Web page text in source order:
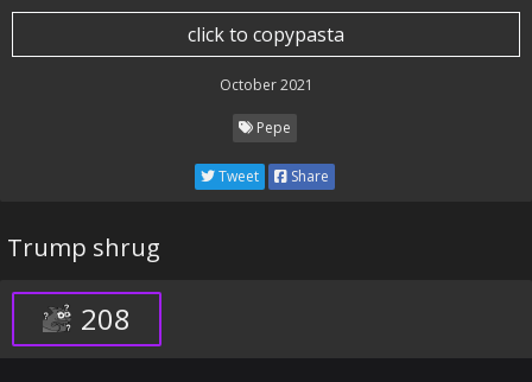
click to copypasta
October 2021
Pepe
Tweet Share
Trump shrug
208